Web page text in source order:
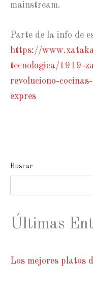
mainstream.
Parte de la info de
https://
tecnologica/1919-
revoluciono-
expres
Buscar
Últimas
Los mejores platos